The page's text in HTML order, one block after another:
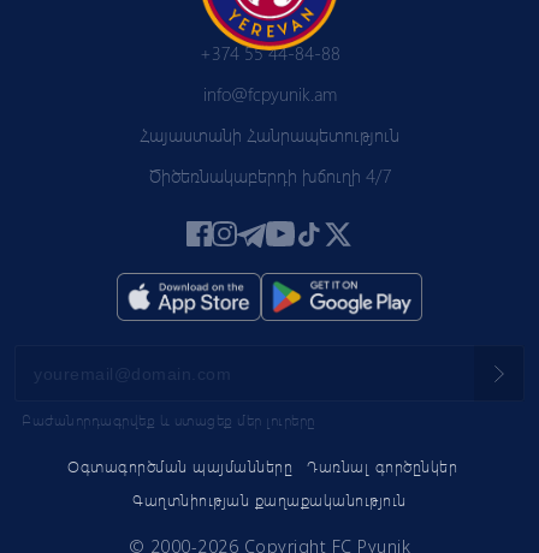
Օգտագործման պայմանները
Դառնալ գործընկեր
Գաղտնիության քաղաքականություն
+374 55 44-84-88
info@fcpyunik.am
Հայաստանի Հանրապետություն
Ծիծեռնակաբերդի խճուղի 4/7
Բաժանորդագրվեք և ստացեք մեր լուրերը
© 2000-2026 Copyright FC Pyunik